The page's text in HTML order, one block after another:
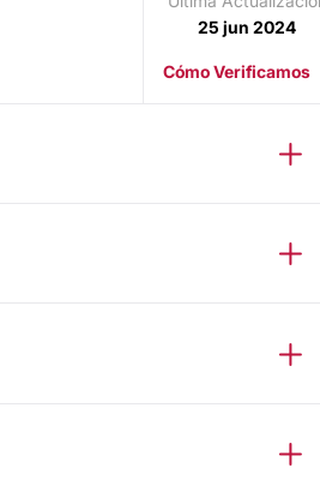
25 jun 2024
Cómo Verificamos